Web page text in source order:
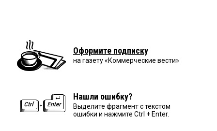
Оформите подписку
на газету «Коммерческие вести»
Нашли ошибку?
Выделите фрагмент с текстом
ошибки и нажмите Ctrl + Enter.